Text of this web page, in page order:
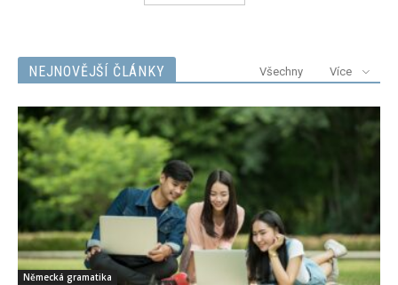
NEJNOVĚJŠÍ ČLÁNKY Všechny Více
Německá gramatika